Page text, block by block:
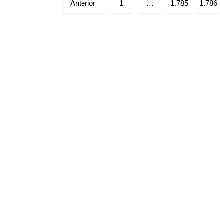
Anterior 1 … 1.785 1.786